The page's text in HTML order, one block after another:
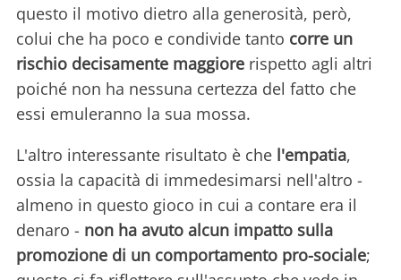
questo il motivo dietro alla generosità, però,
colui che ha poco e condivide tanto corre un
rischio decisamente maggiore rispetto agli altri
poiché non ha nessuna certezza del fatto che
essi emuleranno la sua mossa.
L'altro interessante risultato è che l'empatia,
ossia la capacità di immedesimarsi nell'altro -
almeno in questo gioco in cui a contare era il
denaro - non ha avuto alcun impatto sulla
promozione di un comportamento pro-sociale;